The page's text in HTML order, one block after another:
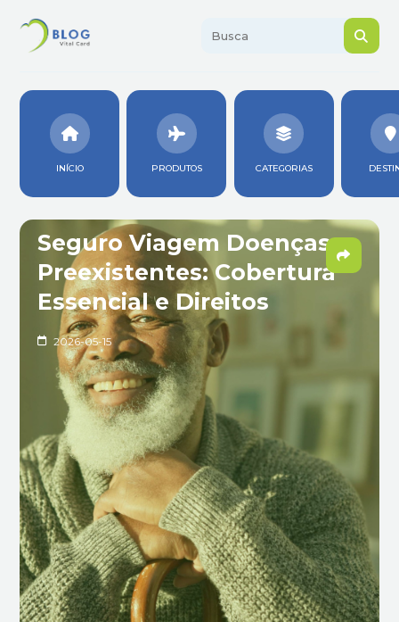
INÍCIO PRODUTOS CATEGORIAS
Seguro Viagem Doenças
Preexistentes: Cobertura
Essencial e Direitos
2026-05-15